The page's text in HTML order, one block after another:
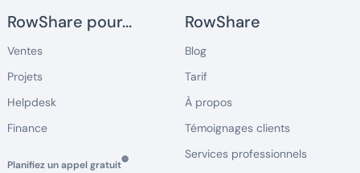
RowShare pour...
Ventes
Projets
Helpdesk
Finance
Planifiez un appel gratuit🔵
RowShare
Blog
Tarif
À propos
Témoignages clients
Services professionnels